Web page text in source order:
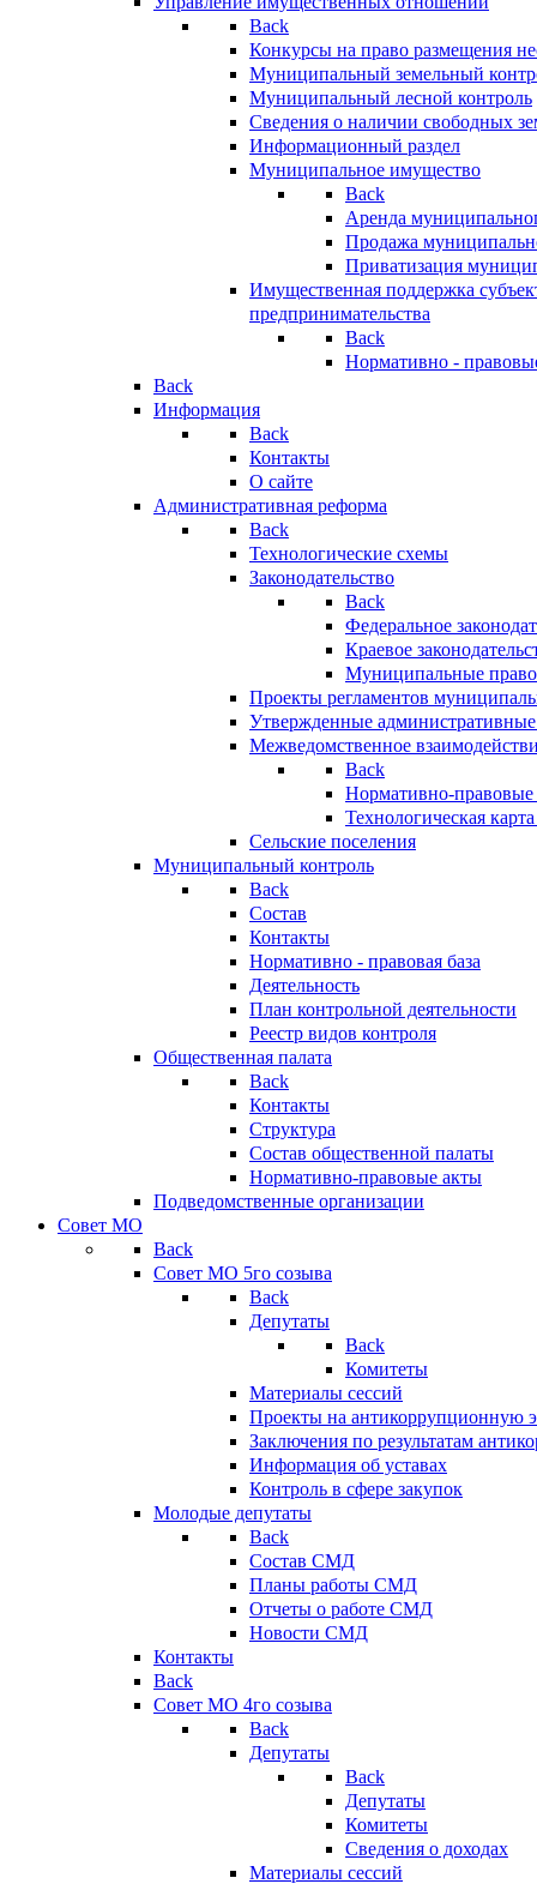
Back
Конкурсы на право размещения
Муниципальный земельный
Муниципальный лесной контроль
Сведения о наличии свободных
Информационный раздел
Муниципальное имущество
Back
Аренда
Продажа
Приватизация
Имущественная поддержка
предпринимательства
Back
Нормативно -
Back
Информация
Back
Контакты
О сайте
Административная реформа
Back
Технологические схемы
Законодательство
Back
Федеральное
Краевое
Муниципальные
Проекты регламентов
Утвержденные
Межведомственное
Back
Нормативно-правовые
Технологическая
Сельские поселения
Муниципальный контроль
Back
Состав
Контакты
Нормативно - правовая база
Деятельность
План контрольной деятельности
Реестр видов контроля
Общественная палата
Back
Контакты
Структура
Состав общественной палаты
Нормативно-правовые акты
Подведомственные организации
Совет МО
Back
Совет МО 5го созыва
Back
Депутаты
Back
Комитеты
Материалы сессий
Проекты на антикоррупционную
Заключения по результатам
Информация об уставах
Контроль в сфере закупок
Молодые депутаты
Back
Состав СМД
Планы работы СМД
Отчеты о работе СМД
Новости СМД
Контакты
Back
Совет МО 4го созыва
Back
Депутаты
Back
Депутаты
Комитеты
Сведения о доходах
Материалы сессий